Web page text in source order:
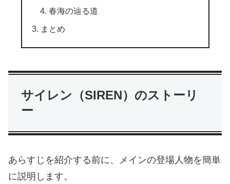
春海の辿る道
まとめ
サイレン（SIREN）のストーリ
ー
あらすじを紹介する前に、メインの登場人物を簡単
に説明します。